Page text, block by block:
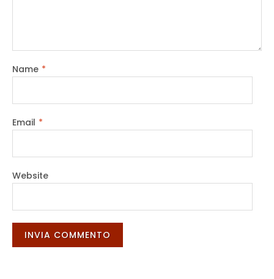
Name *
Email *
Website